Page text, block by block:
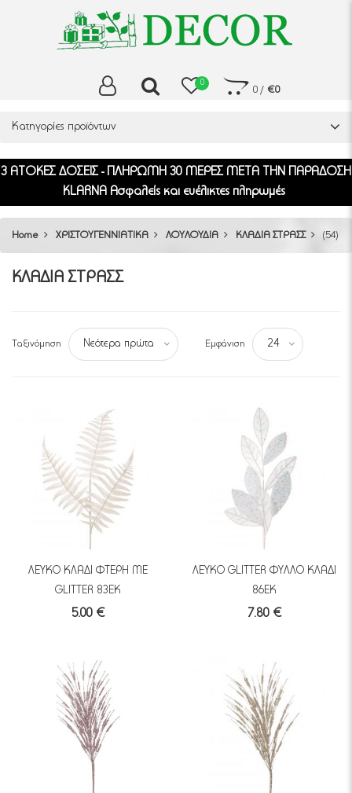
0
0/ €0
Κατηγορίες προϊόντων
3 ΑΤΟΚΕΣ ΔΟΣΕΙΣ - ΠΛΗΡΩΜΗ 30 ΜΕΡΕΣ ΜΕΤΑ ΤΗΝ ΠΑΡΑΔΟΣΗ
KLARNA Ασφαλείς και ευέλικτες πληρωμές
Home ΧΡΙΣΤΟΥΓΕΝΝΙΑΤΙΚΑ ΛΟΥΛΟΥΔΙΑ ΚΛΑΔΙΑ ΣΤΡΑΣΣ (54)
ΚΛΑΔΙΑ ΣΤΡΑΣΣ
Ταξινόμηση Νεότερα πρώτα Εμφάνιση 24
ΛΕΥΚΟ ΚΛΑΔΙ ΦΤΕΡΗ ΜΕ
GLITTER 83ΕΚ
5.00 €
ΛΕΥΚΟ GLITTER ΦΥΛΛΟ ΚΛΑΔΙ
86ΕΚ
7.80 €